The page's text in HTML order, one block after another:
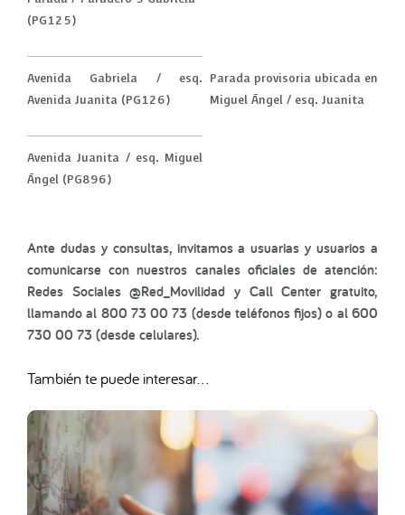
(PG125)
Parada provisoria ubicada en
Miguel Ángel / esq. Juanita
Avenida Gabriela / esq.
Avenida Juanita (PG126)
Avenida Juanita / esq. Miguel
Ángel (PG896)
Ante dudas y consultas, invitamos a usuarias y usuarios a
comunicarse con nuestros canales oficiales de atención:
Redes Sociales @Red_Movilidad y Call Center gratuito,
llamando al 800 73 00 73 (desde teléfonos fijos) o al 600
730 00 73 (desde celulares).
También te puede interesar...